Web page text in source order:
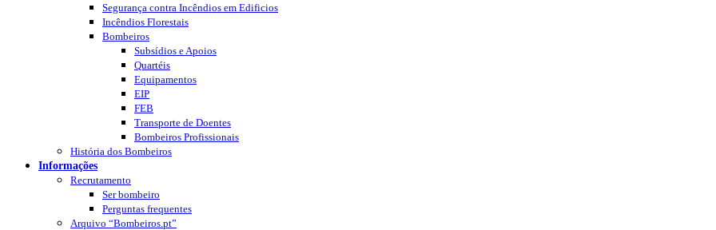
Segurança contra Incêndios em Edificios
Incêndios Florestais
Bombeiros
Subsídios e Apoios
Quartéis
Equipamentos
EIP
FEB
Transporte de Doentes
Bombeiros Profissionais
História dos Bombeiros
Informações
Recrutamento
Ser bombeiro
Perguntas frequentes
Arquivo “Bombeiros.pt”